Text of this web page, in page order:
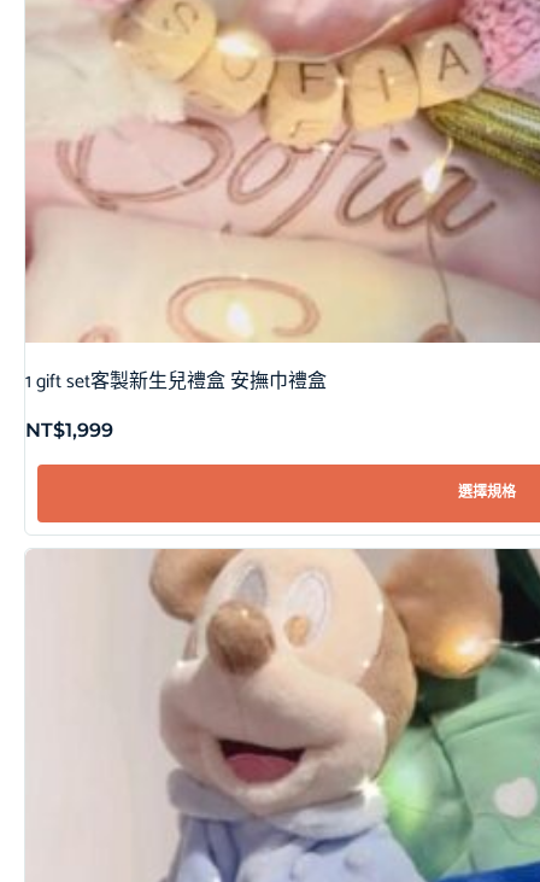
1 gift set客製新生兒禮盒 安撫巾禮盒
NT$1,999
選擇規格